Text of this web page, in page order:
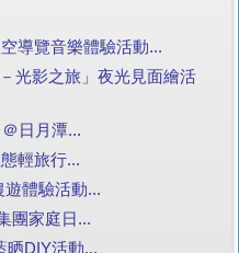
導覽音樂體驗活動...
光影之旅」夜光見面繪活
日月潭...
輕旅行...
遊體驗活動...
團家庭日...
晒DIY活動...